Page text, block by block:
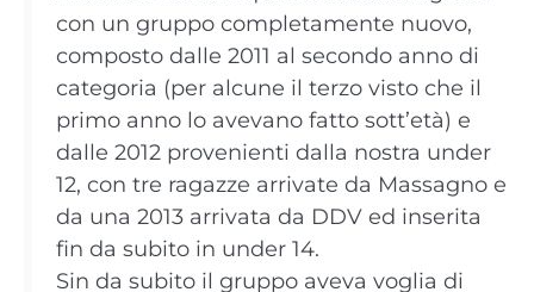
con un gruppo completamente nuovo,
composto dalle 2011 al secondo anno di
categoria (per alcune il terzo visto che il
primo anno lo avevano fatto sott’età) e
dalle 2012 provenienti dalla nostra under
12, con tre ragazze arrivate da Massagno e
da una 2013 arrivata da DDV ed inserita
fin da subito in under 14.
Sin da subito il gruppo aveva voglia di